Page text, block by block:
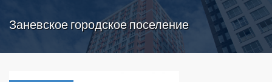
Заневское городское поселение